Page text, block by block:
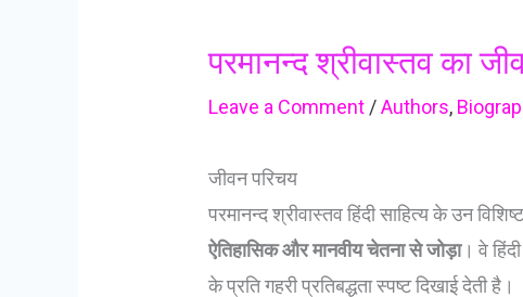
परमानन्द श्रीवास्तव का
Leave a Comment /Authors,
जीवन परिचय
परमानन्द श्रीवास्तव हिंदी साहित्य के उन
ऐतिहासिक और मानवीय चेतना से जोड़ा। वे
के प्रति गहरी प्रतिबद्धता स्पष्ट दिखाई देती है।